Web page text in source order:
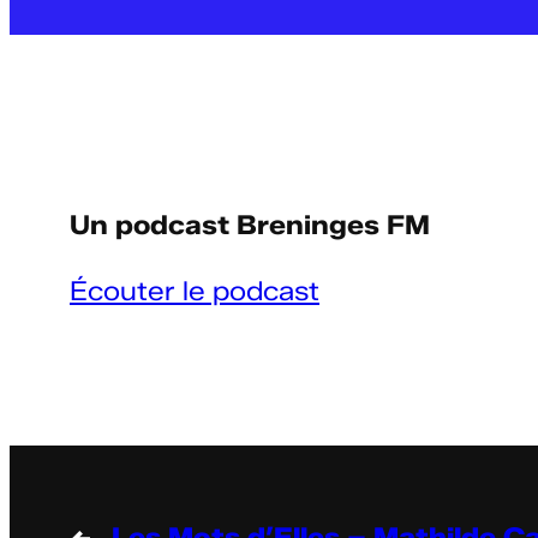
Un podcast Breninges FM
Écouter le podcast